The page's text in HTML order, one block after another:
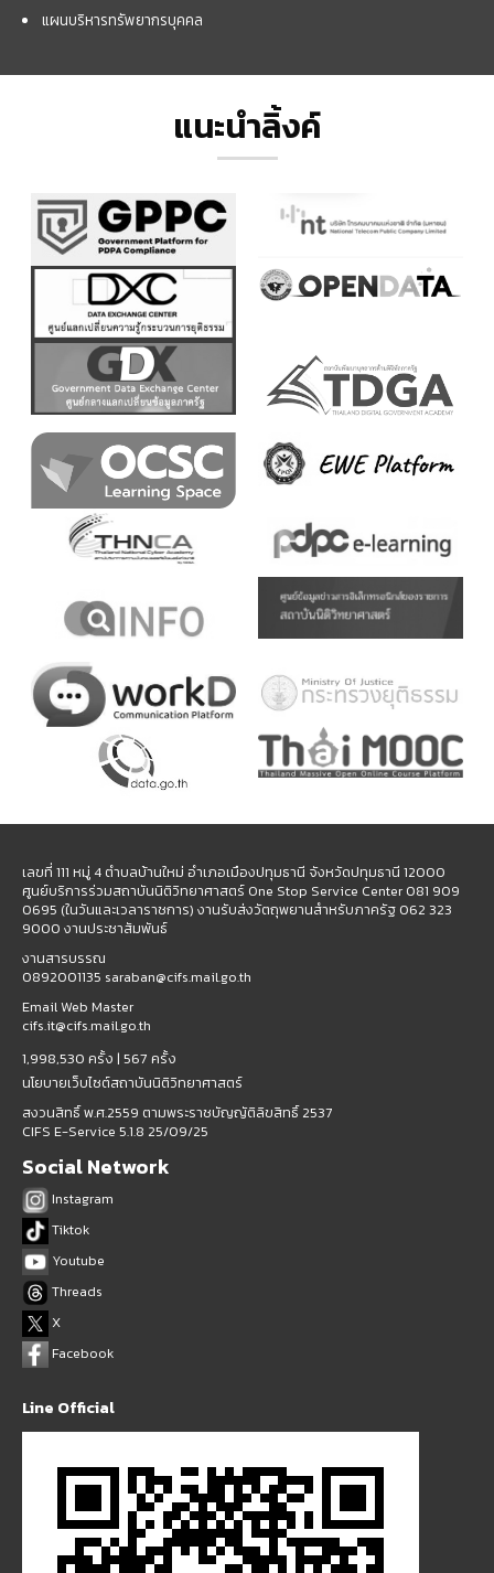
แผนบริหารทรัพยากรบุคคล
แนะนำลิ้งค์
เลขที่ 111 หมู่ 4 ตำบลบ้านใหม่ อำเภอเมืองปทุมธานี จังหวัดปทุมธานี 12000
ศูนย์บริการร่วมสถาบันนิติวิทยาศาสตร์ One Stop Service Center 081 909
0695 (ในวันและเวลาราชการ) งานรับส่งวัตถุพยานสำหรับภาครัฐ 062 323
9000 งานประชาสัมพันธ์
งานสารบรรณ
0892001135 saraban@cifs.mail.go.th
Email Web Master
cifs.it@cifs.mail.go.th
1,998,530 ครั้ง | 567 ครั้ง
นโยบายเว็บไซต์สถาบันนิติวิทยาศาสตร์
สงวนสิทธิ์ พ.ศ.2559 ตามพระราชบัญญัติลิขสิทธิ์ 2537
CIFS E-Service 5.1.8 25/09/25
Social Network
Instagram
Tiktok
Youtube
Threads
X
Facebook
Line Official